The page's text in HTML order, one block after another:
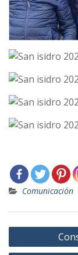
Comunicación
Navegación
de